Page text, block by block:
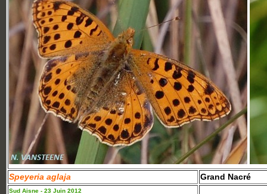
Speyeria aglaja Grand Nacré
Sud Aisne - 23 Juin 2012